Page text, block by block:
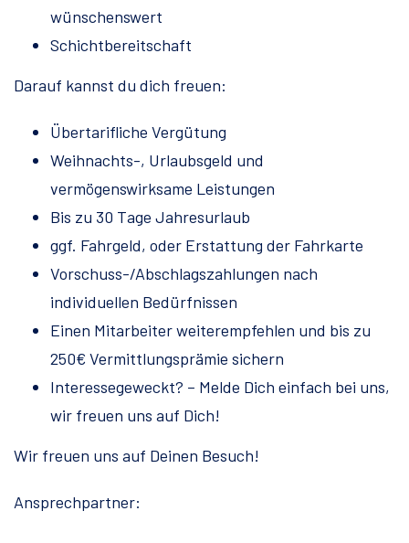
wünschenswert
Schichtbereitschaft
Darauf kannst du dich freuen:
Übertarifliche Vergütung
Weihnachts-, Urlaubsgeld und
vermögenswirksame Leistungen
Bis zu 30 Tage Jahresurlaub
ggf. Fahrgeld, oder Erstattung der Fahrkarte
Vorschuss-/Abschlagszahlungen nach
individuellen Bedürfnissen
Einen Mitarbeiter weiterempfehlen und bis zu
250€ Vermittlungsprämie sichern
Interessegeweckt? – Melde Dich einfach bei uns,
wir freuen uns auf Dich!
Wir freuen uns auf Deinen Besuch!
Ansprechpartner: